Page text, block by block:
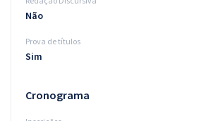
Não
Prova de títulos
Sim
Cronograma